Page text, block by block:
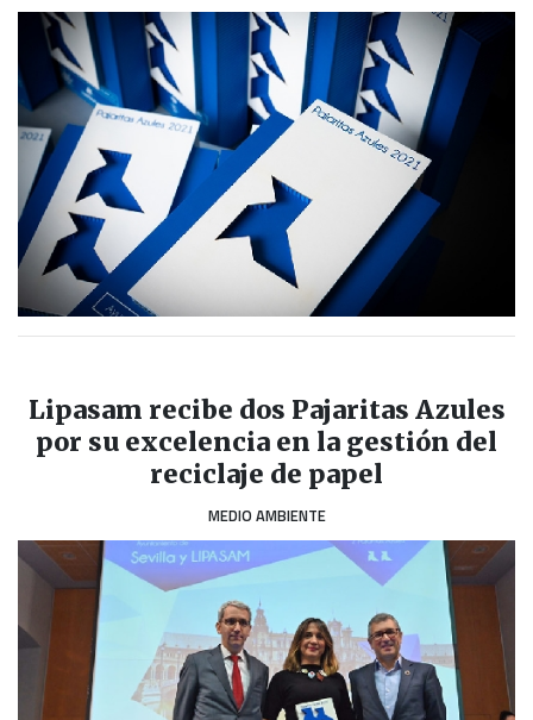
Lipasam recibe dos Pajaritas Azules
por su excelencia en la gestión del
reciclaje de papel
MEDIO AMBIENTE